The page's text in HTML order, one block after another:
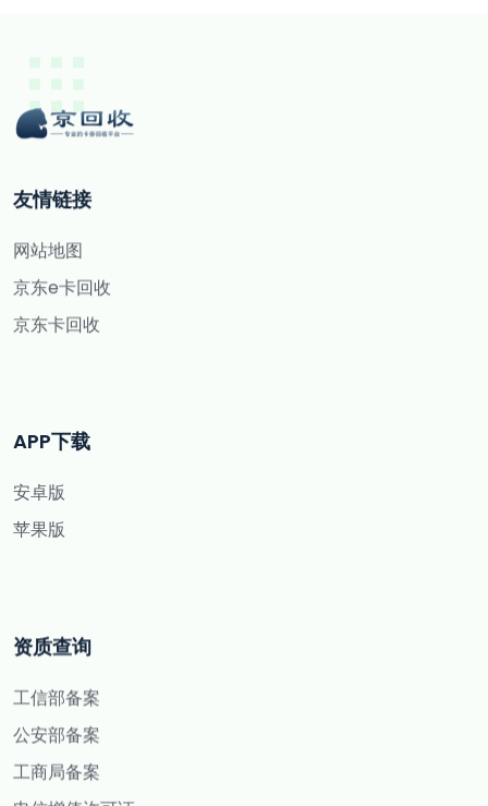
友情链接
网站地图
京东e卡回收
京东卡回收
APP下载
安卓版
苹果版
资质查询
工信部备案
公安部备案
工商局备案